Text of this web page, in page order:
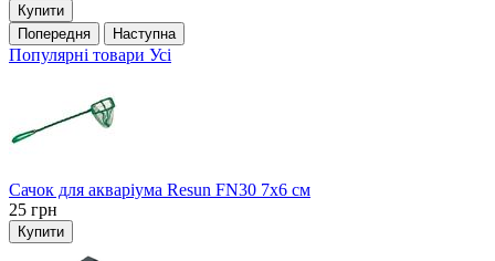
Купити
Попередня
Наступна
Популярні товари Усі
Сачок для акваріума Resun FN30 7х6 см
25 грн
Купити